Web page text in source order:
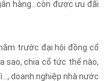
hàng…còn được ưu đãi
trước đại hội đồng cổ
sao, chia cổ tức thế nào,
doanh nghiệp nhà nước